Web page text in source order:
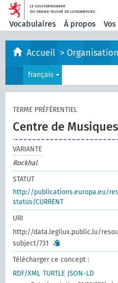
Vocabulaires À propos
Accueil > Organisations
français
TERME PRÉFÉRENTIEL
Centre de
VARIANTE
Rockhal
STATUT
http://publications.europa.eu/
status/CURRENT
URI
http://data.legilux.public.lu/
subject/731
Télécharger ce concept :
RDF/XML TURTLE JSON-LD